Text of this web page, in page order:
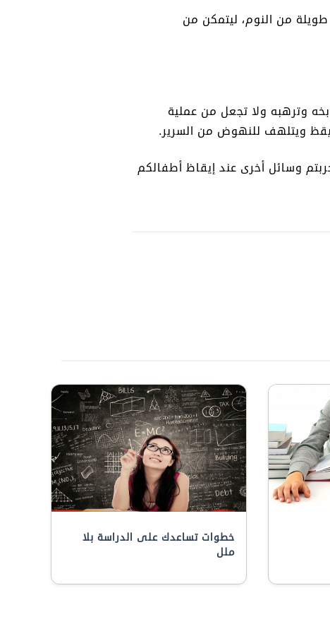
من النوم، ليتمكن من
وترهبه ولا تجعل من عملية
ويتلهف للنهوض من السرير.
وسائل أخرى عند إيقاظ أطفالكم
خطوات تساعدك على الدراسة بلا
ملل